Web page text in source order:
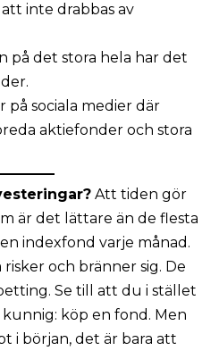
inte drabbas av
på det stora hela har det
sociala medier där
aktiefonder och stora
Att tiden gör
är det lättare än de flesta
indexfond varje månad.
och bränner sig. De
Se till att du i stället
köp en fond. Men
i början, det är bara att